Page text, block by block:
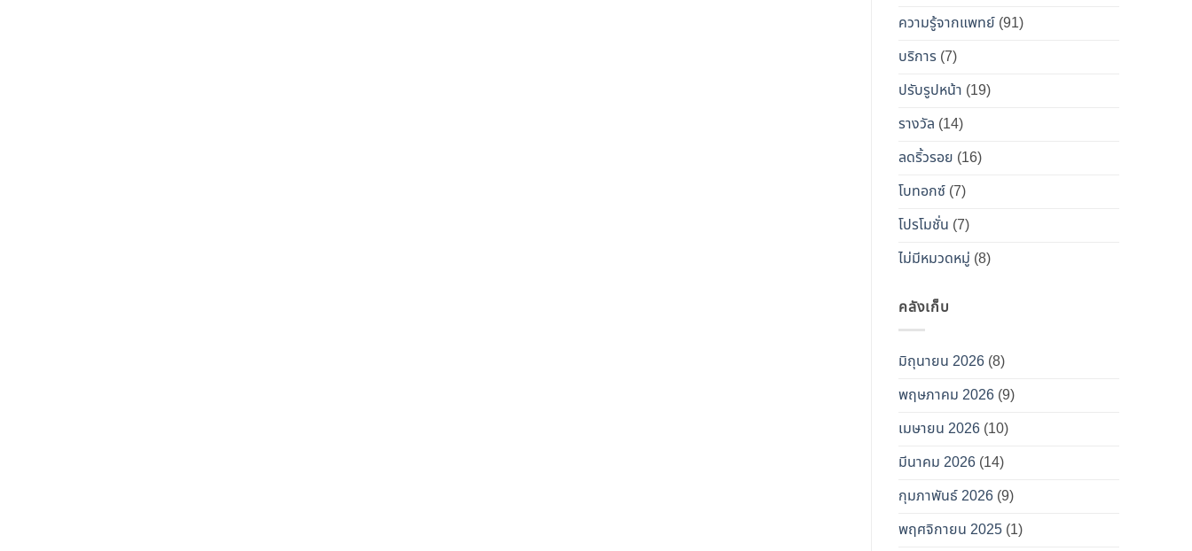
ความรู้จากแพทย์ (91)
บริการ (7)
ปรับรูปหน้า (19)
รางวัล (14)
ลดริ้วรอย (16)
โบทอกซ์ (7)
โปรโมชั่น (7)
ไม่มีหมวดหมู่ (8)
คลังเก็บ
มิถุนายน 2026 (8)
พฤษภาคม 2026 (9)
เมษายน 2026 (10)
มีนาคม 2026 (14)
กุมภาพันธ์ 2026 (9)
พฤศจิกายน 2025 (1)